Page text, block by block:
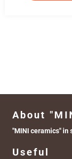
About
"MINI ceramics" in
Useful